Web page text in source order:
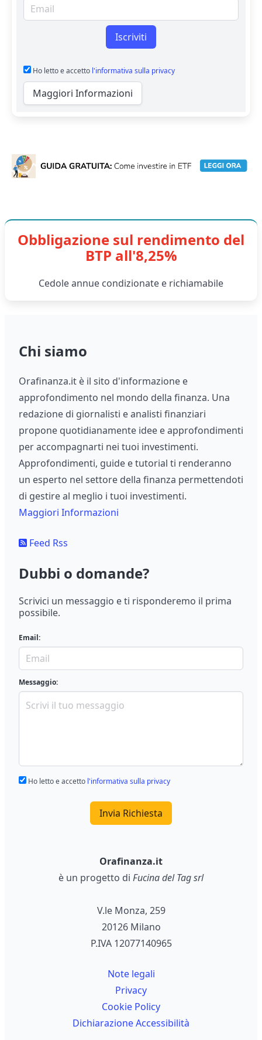
Email per newsletter
Iscriviti
Ho letto e accetto l'informativa sulla privacy
Maggiori Informazioni
Obbligazione sul rendimento del
BTP all'8,25%
Cedole annue condizionate e richiamabile
Chi siamo
Orafinanza.it è il sito d'informazione e
approfondimento nel mondo della finanza. Una
redazione di giornalisti e analisti finanziari
propone quotidianamente idee e approfondimenti
per accompagnarti nei tuoi investimenti.
Approfondimenti, guide e tutorial ti renderanno
un esperto nel settore della finanza permettendoti
di gestire al meglio i tuoi investimenti.
Maggiori Informazioni
Feed Rss
Dubbi o domande?
Scrivici un messaggio e ti risponderemo il prima
possibile.
Email:
Messaggio:
Ho letto e accetto l'informativa sulla privacy
Invia Richiesta
Orafinanza.it
è un progetto di Fucina del Tag srl
V.le Monza, 259
20126 Milano
P.IVA 12077140965
Note legali
Privacy
Cookie Policy
Dichiarazione Accessibilità